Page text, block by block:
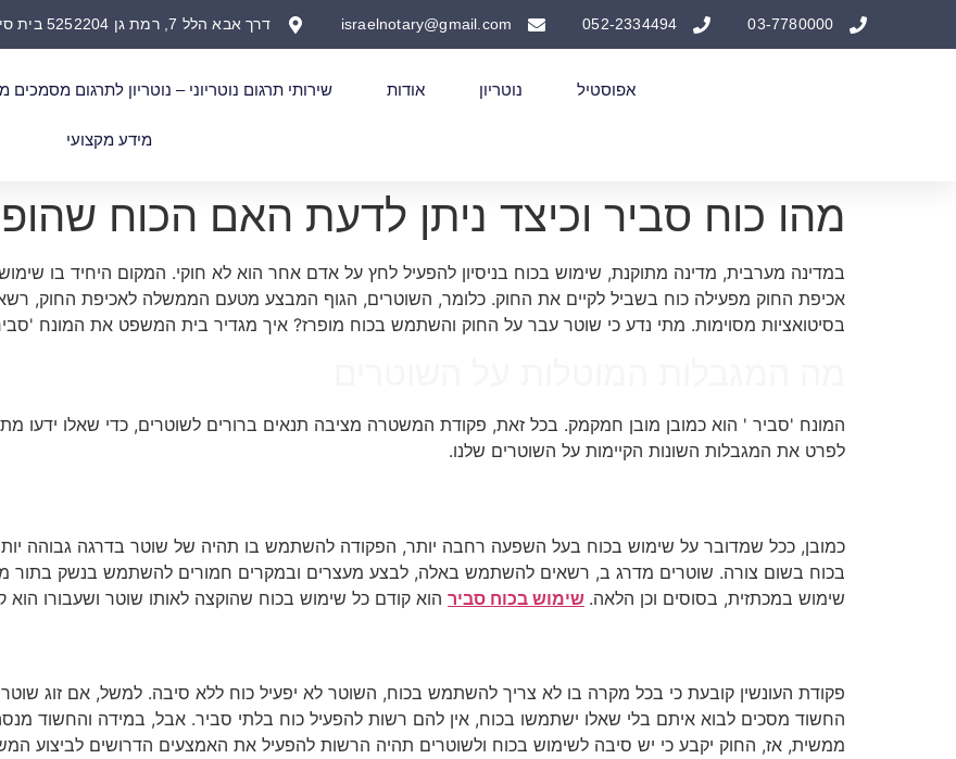
03-7780000
052-2334494
israelnotary@gmail.com דרך אבא הלל 7, רמת גן 5252204 בית סילבר
אפוסטיל נוטריון אודות שירותי תרגום נוטריוני – נוטריון לתרגום
מידע מקצועי
מהו כוח סביר וכיצד ניתן לדעת האם הכוח
במדינה מערבית, מדינה מתוקנת, שימוש בכוח בניסיון להפעיל לחץ על אדם אחר הוא לא חוקי. המקום היחיד בו
אכיפת החוק מפעילה כוח בשביל לקיים את החוק. כלומר, השוטרים, הגוף המבצע מטעם הממשלה לאכיפת החוק,
בסיטואציות מסוימות. מתי נדע כי שוטר עבר על החוק והשתמש בכוח מופרז? איך מגדיר בית המשפט את המונח
המונח 'סביר ' הוא כמובן מובן חמקמק. בכל זאת, פקודת המשטרה מציבה תנאים ברורים לשוטרים, כדי שאלו ידעו
לפרט את המגבלות השונות הקיימות על השוטרים שלנו.
כמובן, ככל שמדובר על שימוש בכוח בעל השפעה רחבה יותר, הפקודה להשתמש בו תהיה של שוטר בדרגה גבוהה
בכוח בשום צורה. שוטרים מדרג ב, רשאים להשתמש באלה, לבצע מעצרים ובמקרים חמורים להשתמש בנשק בתור
שימוש במכתזית, בסוסים וכן הלאה. שימוש בכוח סביר הוא קודם כל שימוש בכוח שהוקצה לאותו שוטר ושעבורו
פקודת העונשין קובעת כי בכל מקרה בו לא צריך להשתמש בכוח, השוטר לא יפעיל כוח ללא סיבה. למשל, אם זוג
החשוד מסכים לבוא איתם בלי שאלו ישתמשו בכוח, אין להם רשות להפעיל כוח בלתי סביר. אבל, במידה והחשוד
ממשית, אז, החוק יקבע כי יש סיבה לשימוש בכוח ולשוטרים תהיה הרשות להפעיל את האמצעים הדרושים לביצוע